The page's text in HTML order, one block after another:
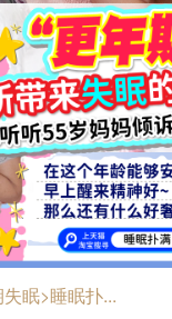
眠>睡眠扑...